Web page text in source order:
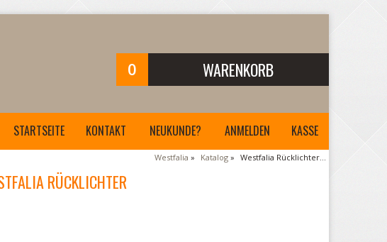
0 WARENKORB
STARTSEITE KONTAKT NEUKUNDE? ANMELDEN KASSE
Westfalia » Katalog » Westfalia Rücklichter...
RÜCKLICHTER